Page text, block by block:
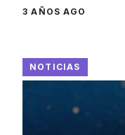
3 AÑOS AGO
NOTICIAS